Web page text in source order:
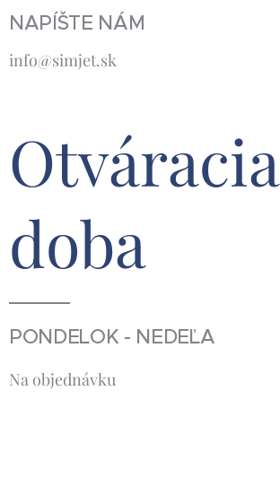
NAPÍŠTE NÁM
info@simjet.sk
Otváracia
doba
PONDELOK - NEDEĽA
Na objednávku